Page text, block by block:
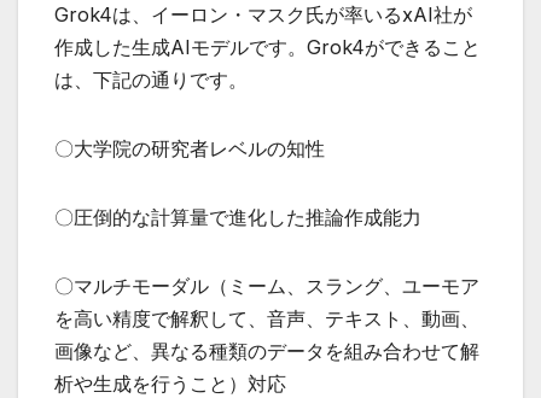
Grok4は、イーロン・マスク氏が率いるxAI社が
作成した生成AIモデルです。Grok4ができること
は、下記の通りです。
〇大学院の研究者レベルの知性
〇圧倒的な計算量で進化した推論作成能力
〇マルチモーダル（ミーム、スラング、ユーモア
を高い精度で解釈して、音声、テキスト、動画、
画像など、異なる種類のデータを組み合わせて解
析や生成を行うこと）対応